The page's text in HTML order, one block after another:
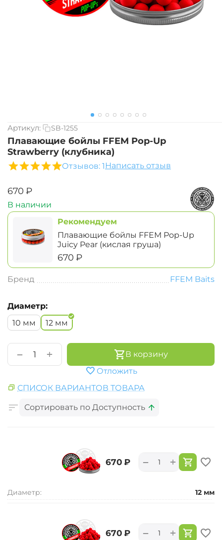
Артикул: SB-1255
Плавающие бойлы FFEM Pop-Up
Strawberry (клубника)
Отзывов: 1 Написать отзыв
‍670‍ ₽
В наличии
Рекомендуем
Плавающие бойлы FFEM Pop-Up
Juicy Pear (кислая груша)
‍670‍ ₽
Бренд FFEM Baits
Диаметр:
10 мм
12 мм
+
−
В корзину
Отложить
СПИСОК ВАРИАНТОВ ТОВАРА
Сортировать по Доступность
‍670‍ ₽ +
−
Диаметр: 12 мм
‍670‍ ₽ +
−